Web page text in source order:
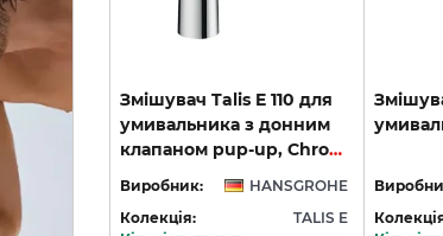
для
3 отвори,
HANSGROHE
Змішувач Talis E 110 для
умивальника з донним
клапаном pup-up, Chrome (71710000)
Виробник:
HANSGROHE
Колекція:
TALIS E